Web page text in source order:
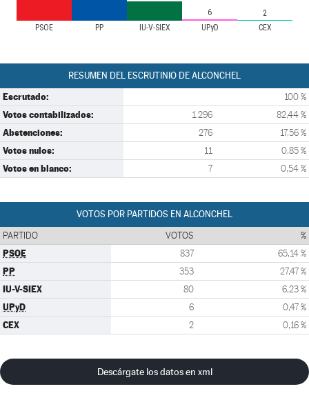
PSOE PP IU-V-SIEX UPyD CEX
6
2
RESUMEN DEL ESCRUTINIO DE ALCONCHEL
Escrutado: 100 %
Votos contabilizados: 1.296 82,44 %
Abstenciones: 276 17,56 %
Votos nulos: 11 0,85 %
Votos en blanco: 7 0,54 %
VOTOS POR PARTIDOS EN ALCONCHEL
PARTIDO VOTOS %
PSOE 837 65,14 %
PP 353 27,47 %
IU-V-SIEX 80 6,23 %
UPyD 6 0,47 %
CEX 2 0,16 %
Descárgate los datos en xml